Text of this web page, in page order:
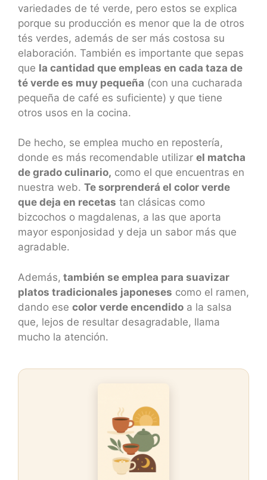
variedades de té verde, pero estos se explica
porque su producción es menor que la de otros
tés verdes, además de ser más costosa su
elaboración. También es importante que sepas
que la cantidad que empleas en cada taza de
té verde es muy pequeña (con una cucharada
pequeña de café es suficiente) y que tiene
otros usos en la cocina.
De hecho, se emplea mucho en repostería,
donde es más recomendable utilizar el matcha
de grado culinario, como el que encuentras en
nuestra web. Te sorprenderá el color verde
que deja en recetas tan clásicas como
bizcochos o magdalenas, a las que aporta
mayor esponjosidad y deja un sabor más que
agradable.
Además, también se emplea para suavizar
platos tradicionales japoneses como el ramen,
dando ese color verde encendido a la salsa
que, lejos de resultar desagradable, llama
mucho la atención.